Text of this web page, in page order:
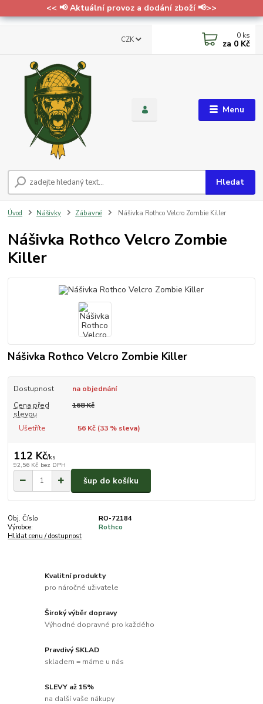
<< 📢 Aktuální provoz a dodání zboží 📢>>
Menu
CZK
Hledat
0 ks
za 0 Kč
Úvod Nášivky Zábavné Nášivka Rothco Velcro Zombie Killer
Nášivka Rothco Velcro Zombie
Killer
Nášivka Rothco Velcro Zombie Killer
Dostupnost
na objednání
Cena před
slevou
168 Kč
Ušetříte 56 Kč (33% sleva)
112 Kč/ks
92,56 Kč bez DPH
šup do košíku
Obj. Číslo
RO-72184
Výrobce:
Rothco
Hlídat cenu / dostupnost
Kvalitní produkty
pro náročné uživatele
Široký výběr dopravy
Výhodné dopravné pro každého
Pravdivý SKLAD
skladem = máme u nás
SLEVY až 15%
na další vaše nákupy